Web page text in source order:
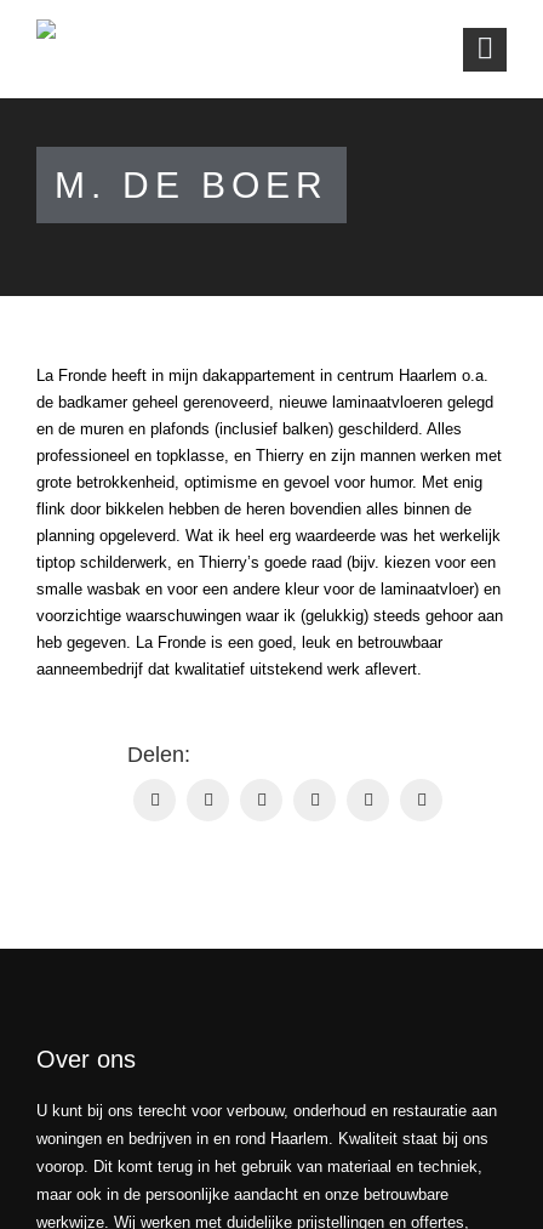
M. DE BOER
La Fronde heeft in mijn dakappartement in centrum Haarlem o.a.
de badkamer geheel gerenoveerd, nieuwe laminaatvloeren gelegd
en de muren en plafonds (inclusief balken) geschilderd. Alles
professioneel en topklasse, en Thierry en zijn mannen werken met
grote betrokkenheid, optimisme en gevoel voor humor. Met enig
flink door bikkelen hebben de heren bovendien alles binnen de
planning opgeleverd. Wat ik heel erg waardeerde was het werkelijk
tiptop schilderwerk, en Thierry’s goede raad (bijv. kiezen voor een
smalle wasbak en voor een andere kleur voor de laminaatvloer) en
voorzichtige waarschuwingen waar ik (gelukkig) steeds gehoor aan
heb gegeven. La Fronde is een goed, leuk en betrouwbaar
aanneembedrijf dat kwalitatief uitstekend werk aflevert.
Delen:
Over ons
U kunt bij ons terecht voor verbouw, onderhoud en restauratie aan
woningen en bedrijven in en rond Haarlem. Kwaliteit staat bij ons
voorop. Dit komt terug in het gebruik van materiaal en techniek,
maar ook in de persoonlijke aandacht en onze betrouwbare
werkwijze. Wij werken met duidelijke prijstellingen en offertes,